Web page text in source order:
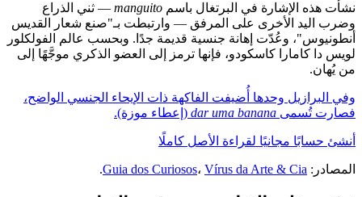
نشأت هذه الإشارة في البرتغال باسم manguito — ثني الذراع
وضرب اليد الأخرى على المرفق — وارتبطت بـ"صنع شعار القديس
أنطونيوس"، وعُدّت إهانة جنسية قديمة جدًا. وبحسب عالم الفولكلور
لويس دا كامارا كاسكودو، فإنها ترمز إلى العضو الذكري موجَّهًا إلى
من يُهان.
وفي البرازيل وحدها أُضيفت الفاكهة ذات الإيحاء الجنسي الواضح،
فصارت تُسمى dar uma banana (إعطاء موزة).
أنشئ حسابًا مجانيًا لقراءة الأصل كاملًا
المصادر: Guia dos Curiosos، Vírus da Arte & Cia
.